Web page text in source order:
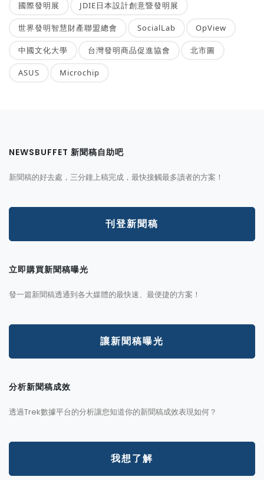
國際發明展 JDIE日本設計創意暨發明展
世界發明智慧財產聯盟總會 SocialLab OpView
中國文化大學 台灣發明商品促進協會 北市圖
ASUS Microchip
NEWSBUFFET 新聞稿自助吧
新聞稿的好去處，三分鐘上稿完成，最快接觸最多讀者的方案！
刊登新聞稿
立即購買新聞稿曝光
發一篇新聞稿透通到各大媒體的最快速、最便捷的方案！
讓新聞稿曝光
分析新聞稿成效
透過Trek數據平台的分析讓您知道你的新聞稿成效表現如何？
我想了解